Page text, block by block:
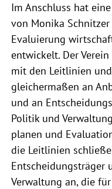
Im Anschluss hat
von Monika
Evaluierung
entwickelt. Der
mit den Leitlinien
gleichermaßen an
und an
Politik und
planen und
die Leitlinien
Entscheidungsträger
Verwaltung an, die